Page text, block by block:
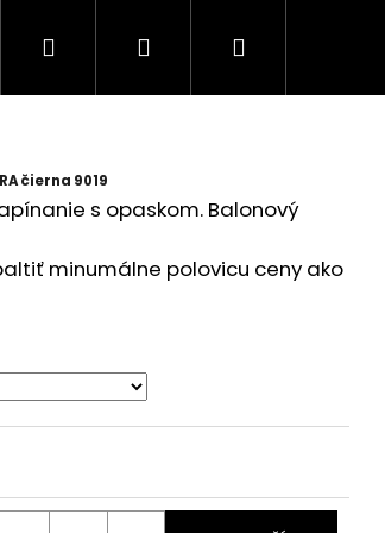
Hľadať PrihlásenieNákupný
čierna 9019
s opaskom. Balonový
minumálne polovicu ceny ako